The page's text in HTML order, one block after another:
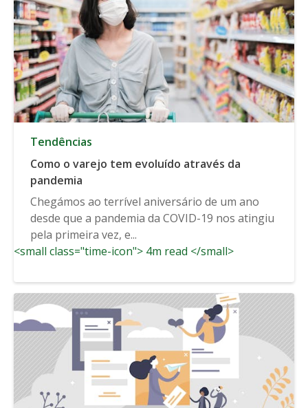
Tendências
Como o varejo tem evoluído através da
pandemia
Chegámos ao terrível aniversário de um ano
desde que a pandemia da COVID-19 nos atingiu
pela primeira vez, e...
<small class="time-icon"> 4m read </small>